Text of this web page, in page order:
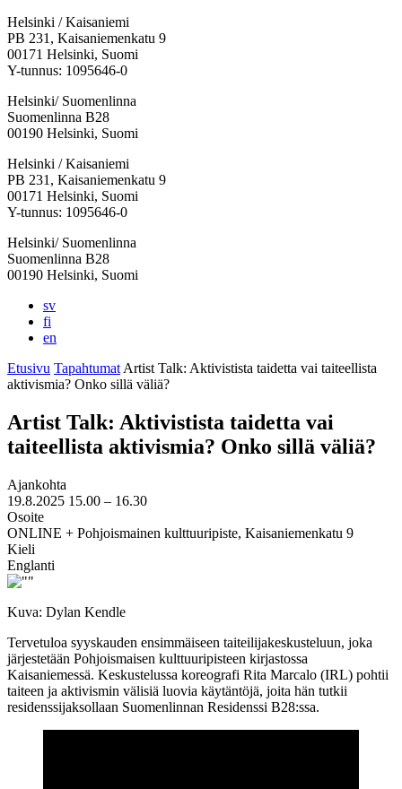
Helsinki / Kaisaniemi
PB 231, Kaisaniemenkatu 9
00171 Helsinki, Suomi
Y-tunnus: 1095646-0
Helsinki/ Suomenlinna
Suomenlinna B28
00190 Helsinki, Suomi
Facebook:
Avataan
uuteen
välilehteen
Instagram:
Avataan
uuteen
välilehteen
TikTok:
Avataan
uuteen
välilehteen
Youtube:
Avataan
uuteen
välilehteen
Vimeo:
Avataan
uuteen
välilehteen
Helsinki / Kaisaniemi
PB 231, Kaisaniemenkatu 9
00171 Helsinki, Suomi
Y-tunnus: 1095646-0
Helsinki/ Suomenlinna
Suomenlinna B28
00190 Helsinki, Suomi
sv
fi
en
Etusivu Tapahtumat Artist Talk: Aktivistista taidetta vai taiteellista
aktivismia? Onko sillä väliä?
Artist Talk: Aktivistista taidetta vai
taiteellista aktivismia? Onko sillä väliä?
Ajankohta
19.8.2025 15.00 – 16.30
Osoite
ONLINE + Pohjoismainen kulttuuripiste, Kaisaniemenkatu 9
Kieli
Englanti
Kuva: Dylan Kendle
Tervetuloa syyskauden ensimmäiseen taiteilijakeskusteluun, joka
järjestetään Pohjoismaisen kulttuuripisteen kirjastossa
Kaisaniemessä. Keskustelussa koreografi Rita Marcalo (IRL) pohtii
taiteen ja aktivismin välisiä luovia käytäntöjä, joita hän tutkii
residenssijaksollaan Suomenlinnan Residenssi B28:ssa.